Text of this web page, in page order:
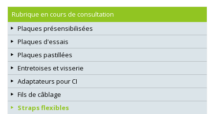
Rubrique en cours de consultation
Plaques présensibilisées
Plaques d'essais
Plaques pastillées
Entretoises et visserie
Adaptateurs pour CI
Fils de câblage
Straps flexibles